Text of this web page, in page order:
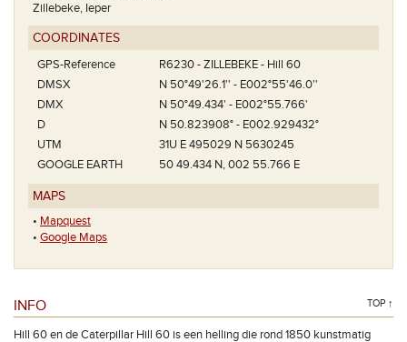
Zillebeke, Ieper
COORDINATES
GPS-Reference
R6230 - ZILLEBEKE - Hill 60
DMSX
N 50°49'26.1'' - E002°55'46.0''
DMX
N 50°49.434' - E002°55.766'
D
N 50.823908° - E002.929432°
UTM
31U E 495029 N 5630245
GOOGLE EARTH
50 49.434 N, 002 55.766 E
MAPS
• Mapquest
• Google Maps
INFO TOP ↑
Hill 60 en de Caterpillar Hill 60 is een helling die rond 1850 kunstmatig